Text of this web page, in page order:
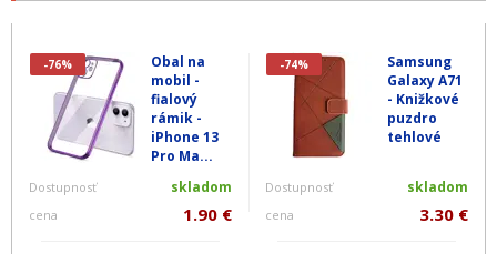
-76%
Obal na
mobil -
fialový
rámik -
iPhone 13
Pro Ma...
Dostupnosť skladom
cena 1.90 €
-74%
Samsung
Galaxy A71
- Knižkové
puzdro
tehlové
Dostupnosť skladom
cena 3.30 €